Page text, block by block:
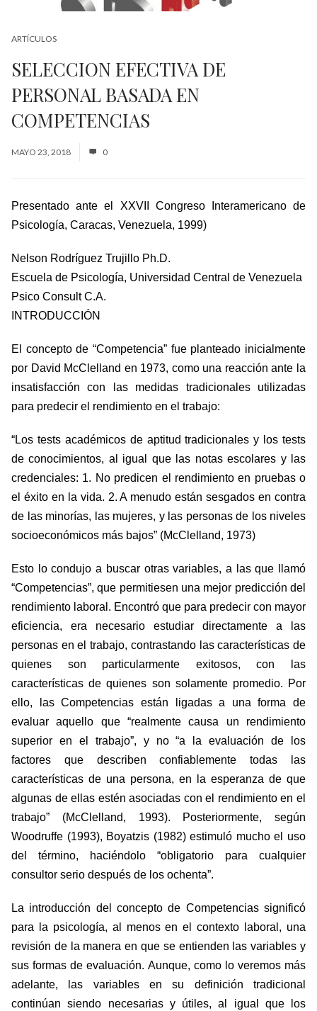
ARTÍCULOS
SELECCION EFECTIVA DE
PERSONAL BASADA EN
COMPETENCIAS
MAYO 23, 2018 0
Presentado ante el XXVII Congreso Interamericano de
Psicología, Caracas, Venezuela, 1999)
Nelson Rodríguez Trujillo Ph.D.
Escuela de Psicología, Universidad Central de Venezuela
Psico Consult C.A.
INTRODUCCIÓN
El concepto de “Competencia” fue planteado inicialmente
por David McClelland en 1973, como una reacción ante la
insatisfacción con las medidas tradicionales utilizadas
para predecir el rendimiento en el trabajo:
“Los tests académicos de aptitud tradicionales y los tests
de conocimientos, al igual que las notas escolares y las
credenciales: 1. No predicen el rendimiento en pruebas o
el éxito en la vida. 2. A menudo están sesgados en contra
de las minorías, las mujeres, y las personas de los niveles
socioeconómicos más bajos” (McClelland, 1973)
Esto lo condujo a buscar otras variables, a las que llamó
“Competencias”, que permitiesen una mejor predicción del
rendimiento laboral. Encontró que para predecir con mayor
eficiencia, era necesario estudiar directamente a las
personas en el trabajo, contrastando las características de
quienes son particularmente exitosos, con las
características de quienes son solamente promedio. Por
ello, las Competencias están ligadas a una forma de
evaluar aquello que “realmente causa un rendimiento
superior en el trabajo”, y no “a la evaluación de los
factores que describen confiablemente todas las
características de una persona, en la esperanza de que
algunas de ellas estén asociadas con el rendimiento en el
trabajo” (McClelland, 1993). Posteriormente, según
Woodruffe (1993), Boyatzis (1982) estimuló mucho el uso
del término, haciéndolo “obligatorio para cualquier
consultor serio después de los ochenta”.
La introducción del concepto de Competencias significó
para la psicología, al menos en el contexto laboral, una
revisión de la manera en que se entienden las variables y
sus formas de evaluación. Aunque, como lo veremos más
adelante, las variables en su definición tradicional
continúan siendo necesarias y útiles, al igual que los